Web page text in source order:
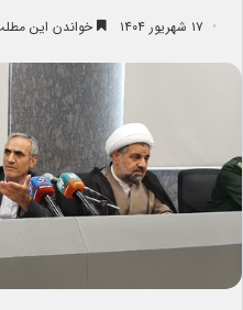
۱۷ شهریور ۱۴۰۴ خواندن این مطلب ۱ دقیقه زمان